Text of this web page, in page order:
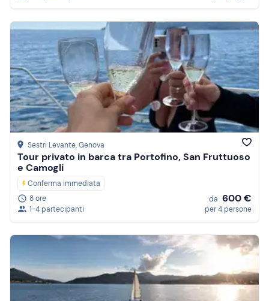
Sestri Levante, Genova
Tour privato in barca tra Portofino, San Fruttuoso
e Camogli
Conferma immediata
8 ore
1-4 partecipanti
da 600 €
per 4 persone